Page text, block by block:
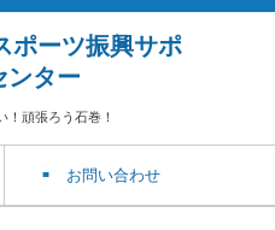
ポーツ振興サポ
ンター
！頑張ろう石巻！
お問い合わせ